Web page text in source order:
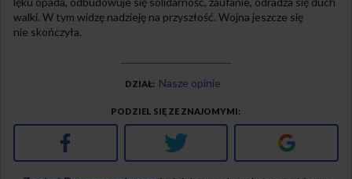
walki. W tym widzę nadzieję na przyszłość. Wojna jeszcze się
nie skończyła.
DZIAŁ Nasze opinie
PODZIEL SIĘ ZE ZNAJOMYMI
Facebook Twitter Google+